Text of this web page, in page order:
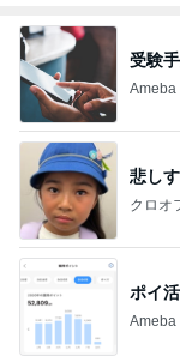
受験
Ameba
悲し
クロオ
ポイ
Ameba